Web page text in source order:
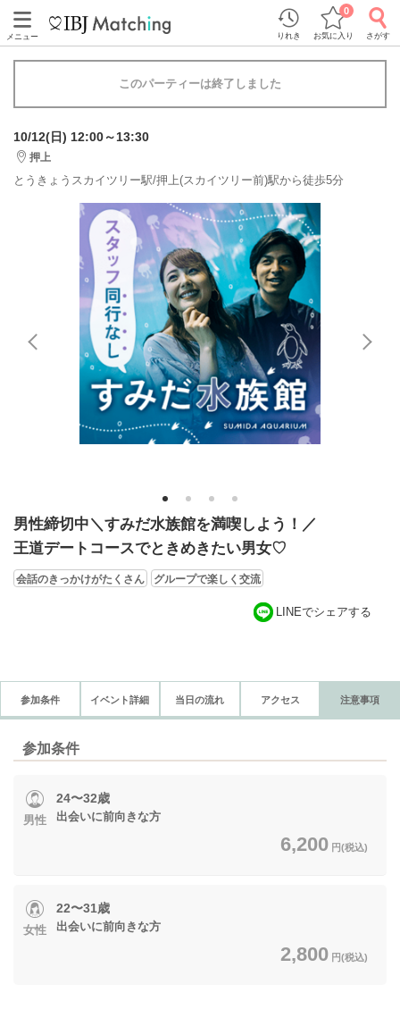
メニュー りれき お気に入り
0
さがす
このパーティーは終了しました
10/12(日) 12:00～13:30
押上
とうきょうスカイツリー駅/​​​​​​​押上(スカイツリー前)駅から徒歩5分
1 2 3 4
男性締切中＼すみだ水族館を満喫しよう！／
王道デートコースでときめきたい男女♡
会話のきっかけがたくさん グループで楽しく交流
LINEでシェアする
参加条件 イベント詳細 当日の流れ アクセス 注意事項
参加条件
男性
24〜32歳
出会いに前向きな方
6,200 円(税込)
女性
22〜31歳
出会いに前向きな方
2,800 円(税込)